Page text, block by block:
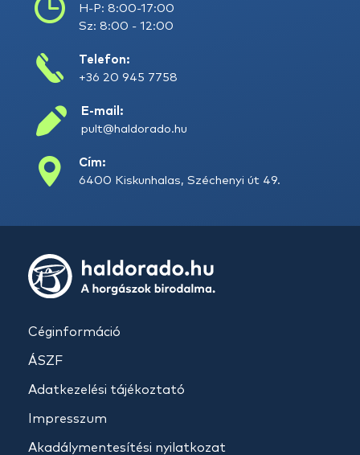
H-P: 8:00-17:00
Sz: 8:00 - 12:00
Telefon:
+36 20 945 7758
E-mail:
pult@haldorado.hu
Cím:
6400 Kiskunhalas, Széchenyi út 49.
Céginformáció
ÁSZF
Adatkezelési tájékoztató
Impresszum
Akadálymentesítési nyilatkozat